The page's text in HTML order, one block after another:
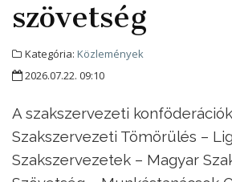
szövetség
Kategória: Közlemények
2026.07.22. 09:10
A szakszervezeti
Szakszervezeti Tömörülés –
Szakszervezetek – Magyar